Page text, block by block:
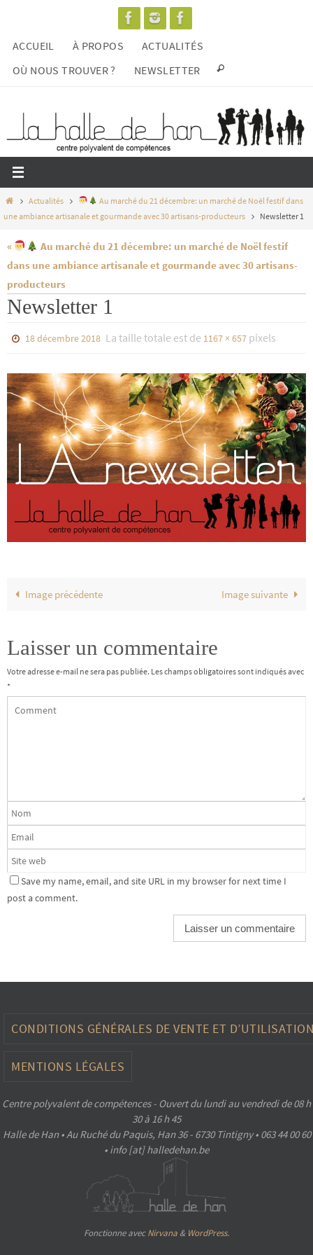
contenu
ACCUEIL À PROPOS
ACTUALITÉS
OÙ NOUS TROUVER ?
NEWSLETTER
HomeActualités
Au marché du 21 décembre: un marché de Noël festif dans
une ambiance artisanale et gourmande avec 30 artisans-producteurs
Newsletter 1
«
Au marché du 21 décembre: un marché de Noël festif
dans une ambiance artisanale et gourmande avec 30 artisans-
producteurs
Newsletter 1
18 décembre 2018 La taille totale est de 1167 × 657 pixels
Image précédente Image suivante
Laisser un commentaire
Votre adresse e-mail ne sera pas publiée. Les champs obligatoires sont indiqués avec
*
Save my name, email, and site URL in my browser for next time I
post a comment.
CONDITIONS GÉNÉRALES DE VENTE ET
MENTIONS LÉGALES
Centre polyvalent de compétences - Ouvert du lundi au vendredi de 08 h
30 à 16 h 45
Halle de Han • Au Ruché du Paquis, Han 36 - 6730 Tintigny • 063 44 00 60
• info [at] halledehan.be
Fonctionne avecNirvana & WordPress.